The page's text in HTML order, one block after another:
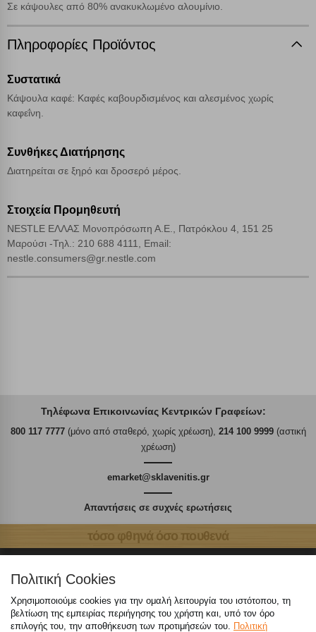
Σε κάψουλες από 80% ανακυκλωμένο αλουμίνιο.
Πληροφορίες Προϊόντος
Συστατικά
Κάψουλα καφέ: Καφές καβουρδισμένος και αλεσμένος χωρίς
καφεΐνη.
Συνθήκες Διατήρησης
Διατηρείται σε ξηρό και δροσερό μέρος.
Στοιχεία Προμηθευτή
NESTLE ΕΛΛΑΣ Μονοπρόσωπη Α.Ε., Πατρόκλου 4, 151 25
Μαρούσι -Τηλ.: 210 688 4111, Email:
nestle.consumers@gr.nestle.com
Τηλέφωνα Επικοινωνίας Κεντρικών Γραφείων:
800 117 7777(μόνο από σταθερό, χωρίς χρέωση), 214 100 9999(αστική
χρέωση)
emarket@sklavenitis.gr
Απαντήσεις σε συχνές ερωτήσεις
τόσο φθηνά όσο πουθενά
Καταστήματα
Πολιτική Cookies
Χρησιμοποιούμε cookies για την ομαλή λειτουργία του ιστότοπου, τη
βελτίωση της εμπειρίας περιήγησης του χρήστη και, υπό τον όρο
επιλογής του, την αποθήκευση των προτιμήσεών του. Πολιτική
Cookies απόδοσης
Απολύτως απαραίτητα cookies
Απόρριψη όλων